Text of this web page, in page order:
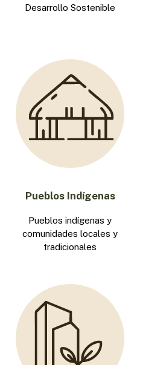
Desarrollo Sostenible
Pueblos Indígenas
Pueblos indígenas y
comunidades locales y
tradicionales